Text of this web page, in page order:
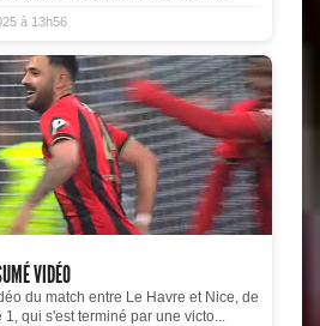
à 13h56
VIDÉO
du match entre Le Havre et Nice, de
qui s'est terminé par une victo...